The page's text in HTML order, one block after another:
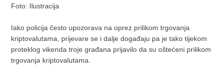
Foto: Ilustracija
Iako policija često upozorava na oprez prilikom trgovanja
kriptovalutama, prijevare se i dalje događaju pa je tako tijekom
proteklog vikenda troje građana prijavilo da su oštećeni prilikom
trgovanja kriptovalutama.